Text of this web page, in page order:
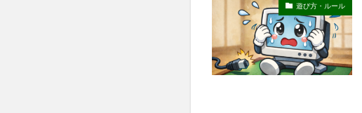
遊び方・ルール